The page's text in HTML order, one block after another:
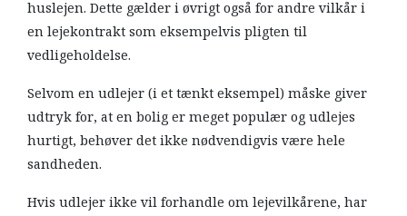
huslejen. Dette gælder i øvrigt også for andre vilkår i
en lejekontrakt som eksempelvis pligten til
vedligeholdelse.
Selvom en udlejer (i et tænkt eksempel) måske giver
udtryk for, at en bolig er meget populær og udlejes
hurtigt, behøver det ikke nødvendigvis være hele
sandheden.
Hvis udlejer ikke vil forhandle om lejevilkårene, har